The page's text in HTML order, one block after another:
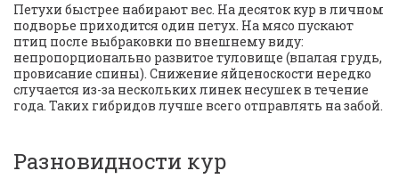
Петухи быстрее набирают вес. На десяток кур в личном
подворье приходится один петух. На мясо пускают
птиц после выбраковки по внешнему виду:
непропорционально развитое туловище (впалая грудь,
провисание спины). Снижение яйценоскости нередко
случается из-за нескольких линек несушек в течение
года. Таких гибридов лучше всего отправлять на забой.
Разновидности кур